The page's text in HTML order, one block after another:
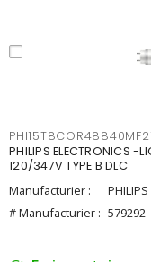
PHILIPS ELECTRONICS -
120/347V TYPE B DLC
Manufacturier :
# Manufacturier : 579292